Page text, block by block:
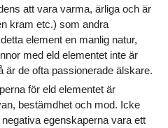
att vara varma, ärliga och är
kram etc.) som andra
element en manlig natur,
med eld elementet inte är
är de ofta passionerade älskare.
för eld elementet är
bestämdhet och mod. Icke
egenskaperna vara ett